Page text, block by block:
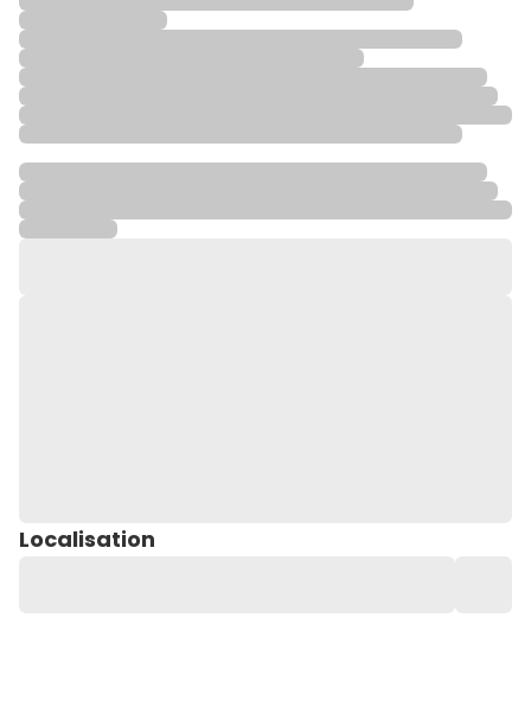
Localisation